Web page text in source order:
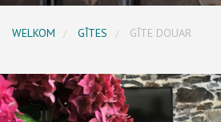
WELKOM GÎTES GÎTE DOUAR